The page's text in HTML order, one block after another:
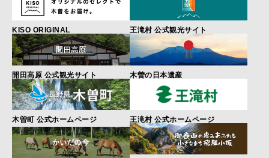
KISO ORIGINAL 王滝村 公式観光サイト
開田高原 公式観光サイト 木曽の日本遺産
木曽町 公式ホームページ 王滝村 公式ホームページ